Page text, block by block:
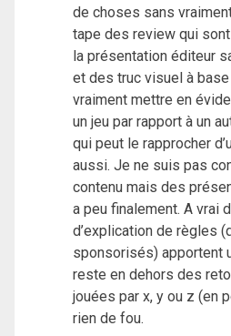
de choses sans
tape des review qui
la présentation éditeur
et des truc visuel à
vraiment mettre en
un jeu par rapport à un
qui peut le rapprocher
aussi. Je ne suis pas
contenu mais des
a peu finalement. A vrai
d’explication de règles
sponsorisés) apportent
reste en dehors des
jouées par x, y ou z (en
rien de fou.